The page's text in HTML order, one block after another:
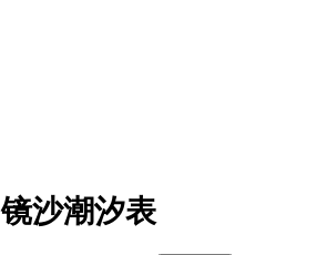
镜沙潮汐表